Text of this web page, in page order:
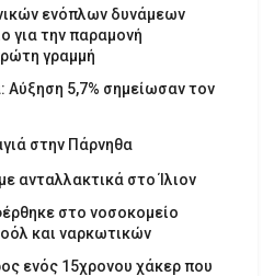
ενόπλων δυνάμεων
για την παραμονή
γραμμή
Αύξηση 5,7% σημείωσαν τον
στην Πάρνηθα
ανταλλακτικά στο Ίλιον
στο νοσοκομείο
και ναρκωτικών
ενός 15χρονου χάκερ που